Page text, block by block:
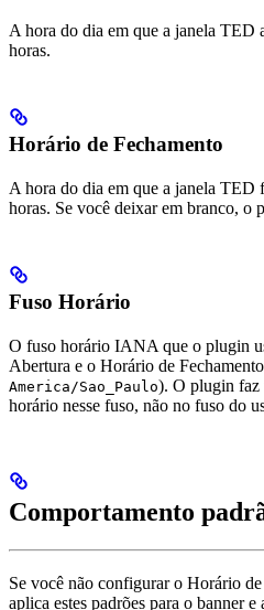
A hora do dia em que a janela TED
horas.
Horário de Fechamento
A hora do dia em que a janela TED
horas. Se você deixar em branco, o
Fuso Horário
O fuso horário IANA que o plugin
Abertura e o Horário de
America/Sao_Paulo). O plugin faz
horário nesse fuso, não no fuso do
Comportamento
Se você não configurar o Horário
aplica estes padrões para o banner e